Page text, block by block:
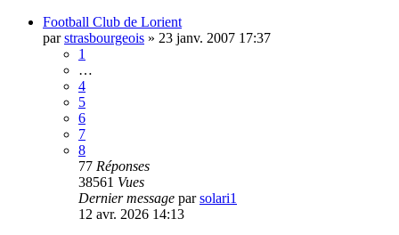
Football Club de Lorient
parstrasbourgeois » 23 janv. 2007 17:37
1
…
4
5
6
7
8
77 Réponses
38561 Vues
Dernier message parsolari1
12 avr. 2026 14:13